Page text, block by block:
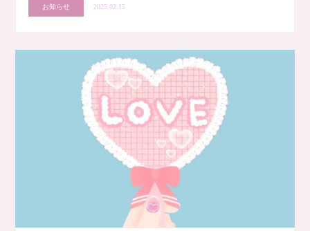
お知らせ 2025.02.15